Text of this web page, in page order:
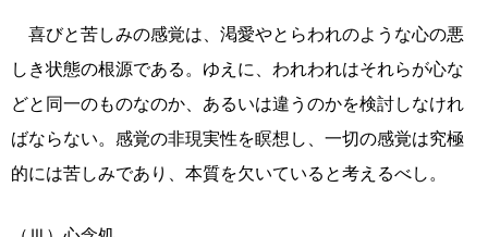
喜びと苦しみの感覚は、渇愛やとらわれのような心の悪
しき状態の根源である。ゆえに、われわれはそれらが心な
どと同一のものなのか、あるいは違うのかを検討しなけれ
ばならない。感覚の非現実性を瞑想し、一切の感覚は究極
的には苦しみであり、本質を欠いていると考えるべし。